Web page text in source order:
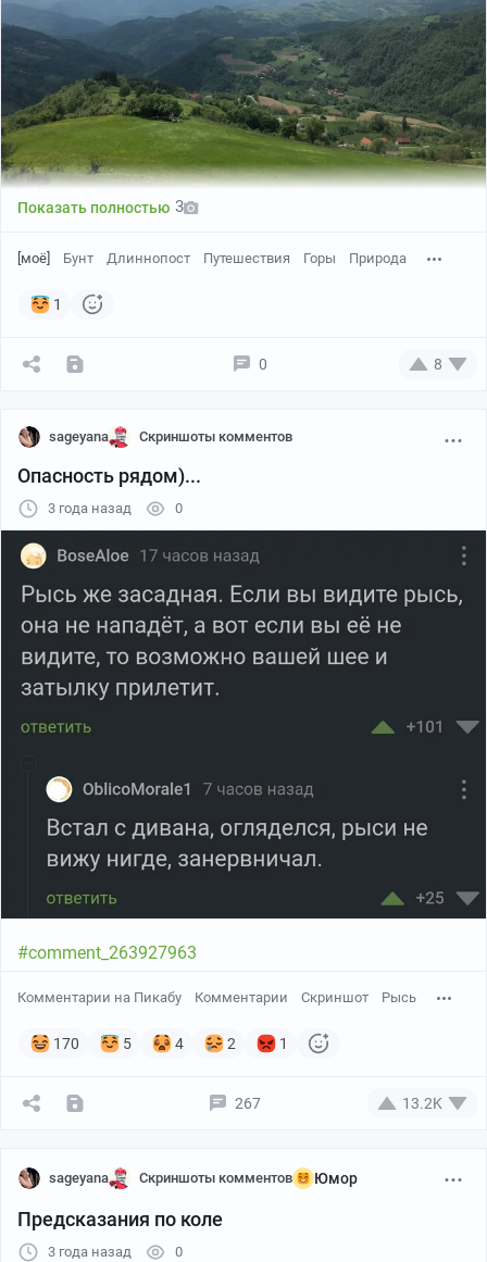
Показать полностью 3
[моё] Бунт Длиннопост Путешествия Горы Природа
1
0 8
sageyana Скриншоты комментов
Опасность рядом)...
3 года назад 0
#comment_263927963
Комментарии на Пикабу Комментарии Скриншот Рысь
170 5 4 2 1
267 13.2K
sageyana Скриншоты комментов Юмор
Предсказания по коле
3 года назад 0